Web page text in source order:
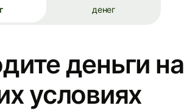
денег
деньги на
условиях